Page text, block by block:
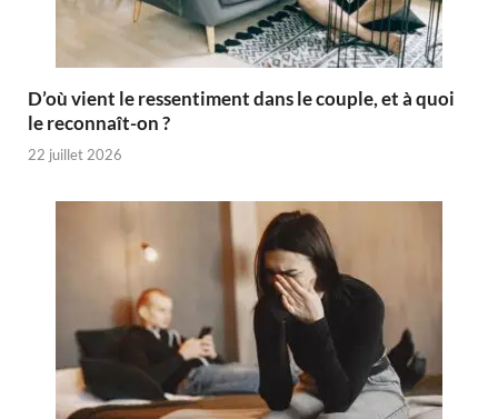
D’où vient le ressentiment dans le couple, et à quoi
le reconnaît-on ?
22 juillet 2026